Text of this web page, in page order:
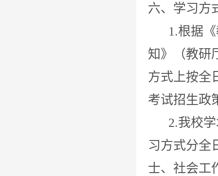
六、学习方
1.根据《
知》（教研
方式上按全
考试招生政
2.我校学
习方式分全
士、社会工